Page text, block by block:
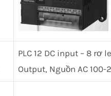
PLC 12 DC input – 8 rơ le
Output, Nguồn AC 100-